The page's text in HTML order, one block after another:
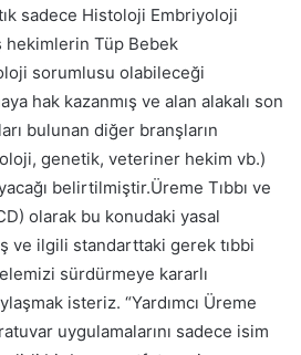
sadece Histoloji Embriyoloji
hekimlerin Tüp Bebek
sorumlusu olabileceği
hak kazanmış ve alan alakalı son
bulunan diğer branşların
genetik, veteriner hekim vb.)
belirtilmiştir.Üreme Tıbbı ve
olarak bu konudaki yasal
ve ilgili standarttaki gerek tıbbi
sürdürmeye kararlı
isteriz. “Yardımcı Üreme
uygulamalarını sadece isim